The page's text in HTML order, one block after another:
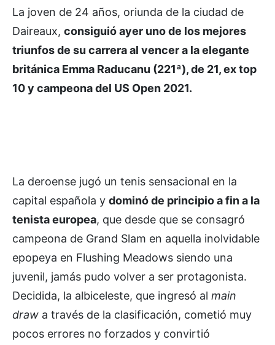
La joven de 24 años, oriunda de la ciudad de
Daireaux, consiguió ayer uno de los mejores
triunfos de su carrera al vencer a la elegante
británica Emma Raducanu (221ª), de 21, ex top
10 y campeona del US Open 2021.
La deroense jugó un tenis sensacional en la
capital española y dominó de principio a fin a la
tenista europea, que desde que se consagró
campeona de Grand Slam en aquella inolvidable
epopeya en Flushing Meadows siendo una
juvenil, jamás pudo volver a ser protagonista.
Decidida, la albiceleste, que ingresó al main
draw a través de la clasificación, cometió muy
pocos errores no forzados y convirtió